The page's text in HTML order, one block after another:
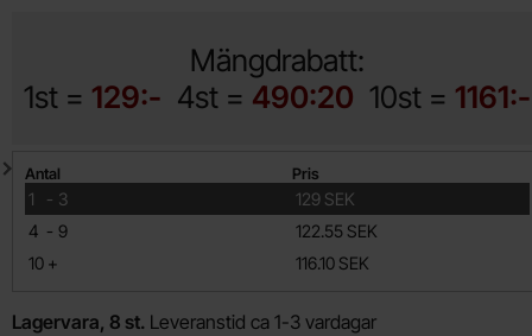
Mängdrabatt:
1st = 129:- 4st = 490:20 10st = 1161:-
Mängdrabatt
Antal Pris
1 -
till 3
129 SEK
4 -
till 9
122.55 SEK
10 +
till 116.10 SEK
Lagervara, 8 st. Leveranstid ca 1-3 vardagar